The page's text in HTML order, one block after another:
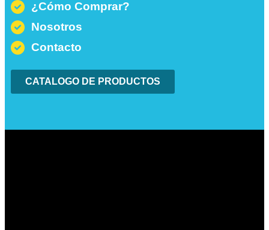
¿Cómo Comprar?
Nosotros
Contacto
CATALOGO DE PRODUCTOS